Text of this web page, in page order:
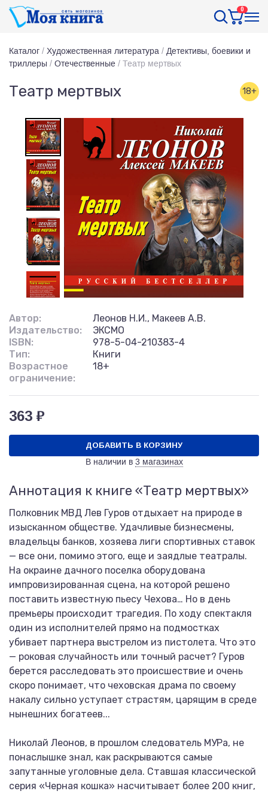
0
Каталог / Художественная литература / Детективы, боевики и
триллеры / Отечественные / Театр мертвых
Театр мертвых 18+
Автор:
Леонов Н.И., Макеев А.В.
Издательство:
ЭКСМО
ISBN:
978-5-04-210383-4
Тип:
Книги
Возрастное
ограничение:
18+
363 ₽
ДОБАВИТЬ В КОРЗИНУ
В наличии в 3 магазинах
Аннотация к книге «Театр мертвых»
Полковник МВД Лев Гуров отдыхает на природе в
изысканном обществе. Удачливые бизнесмены,
владельцы банков, хозяева лиги спортивных ставок
— все они, помимо этого, еще и заядлые театралы.
На окраине дачного поселка оборудована
импровизированная сцена, на которой решено
поставить известную пьесу Чехова… Но в день
премьеры происходит трагедия. По ходу спектакля
один из исполнителей прямо на подмостках
убивает партнера выстрелом из пистолета. Что это
— роковая случайность или точный расчет? Гуров
берется расследовать это происшествие и очень
скоро понимает, что чеховская драма по своему
накалу сильно уступает страстям, царящим в среде
нынешних богатеев...
Николай Леонов, в прошлом следователь МУРа, не
понаслышке знал, как раскрываются самые
запутанные уголовные дела. Ставшая классической
серия «Черная кошка» насчитывает более 200 книг,